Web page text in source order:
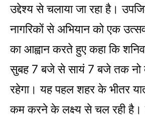
उद्देश्य से चलाया जा रहा है।
नागरिकों से अभियान को एक
का आह्वान करते हुए कहा कि
सुबह 7 बजे से सायं 7 बजे तक नो
रहेगा। यह पहल शहर के भीतर
कम करने के लक्ष्य से चल रही